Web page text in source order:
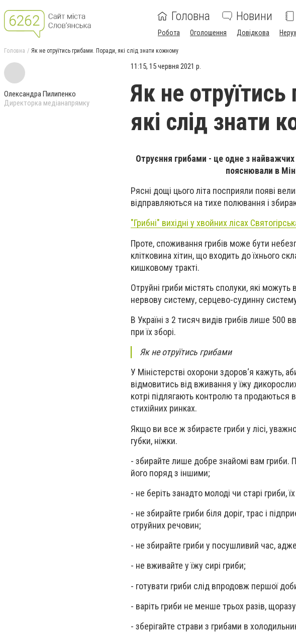
Головна Новини
Робота Оголошення Довідкова
Головна Як не отруїтись грибами. Поради, які слід знати кожному
Олександра Пилипенко
Директорка медіанапрямку
11:15, 15 червня 2021 р.
Як не
які слід знати
Отруєння грибами - це одне з
пояснювали в
Рясні дощі цього літа посприяли появі
відправляються на тихе полювання і
"Грибні" вихідні у хвойних лісах
Проте, споживання грибів може бути
клітковина хітин, що входить до їхнього
кишковому тракті.
Отруйні гриби містять сполуки, які
нервову систему, серцево-судинну
В Україні з 2 тисяч видів грибів лише 500
при їх зборі.
Як не отруїтись грибами
У Міністерстві охорони здоров‘я кажуть,
відмовитись від вживання у їжу
котрі підлягають контролю та продаються
стихійних ринках.
Якщо ви все ж збираєте гриби у лісі,
губки, ніжки.
- збирайте лише добре знайомі вам гриби.
його поряд з іншими;
- не беріть занадто молоді чи старі гриби,
- не збирайте гриби біля доріг, трас і
отруйних речовин;
- не збирайте гриби у посушливий час,
- не вживайте у їжу сирі гриби;
- готувати гриби слід впродовж першої
- варіть гриби не менше трьох разів,
- зберігайте страви з грибами в